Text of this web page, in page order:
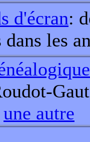
d'écran:
les
une autre